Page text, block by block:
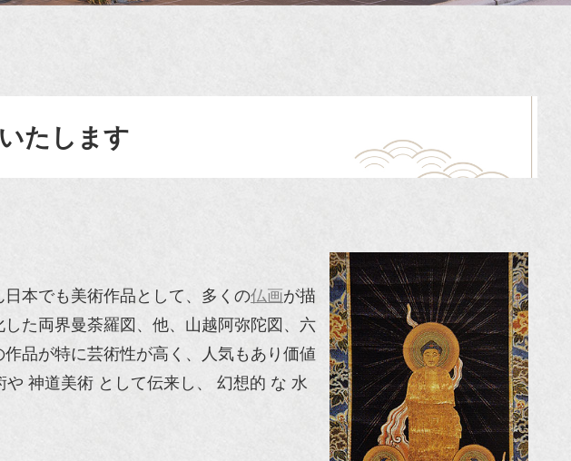
たします
本でも美術作品として、多くの仏画が描
た両界曼荼羅図、他、山越阿弥陀図、六
品が特に芸術性が高く、人気もあり価値
神道美術 として伝来し、 幻想的 な 水